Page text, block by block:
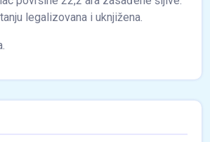
legalizovana i uknjižena.